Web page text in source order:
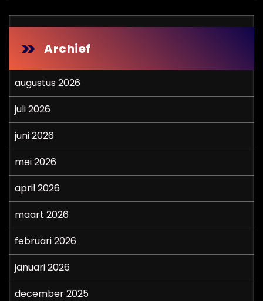
Archief
augustus 2026
juli 2026
juni 2026
mei 2026
april 2026
maart 2026
februari 2026
januari 2026
december 2025